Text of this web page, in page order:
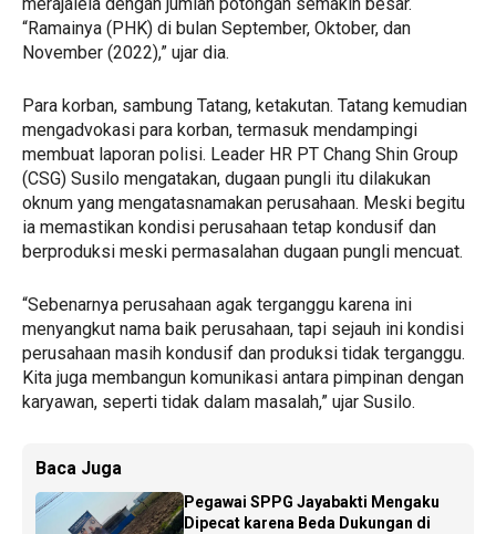
“Ramainya (PHK) di bulan September, Oktober, dan
November (2022),” ujar dia.
Para korban, sambung Tatang, ketakutan. Tatang kemudian
mengadvokasi para korban, termasuk mendampingi
membuat laporan polisi. Leader HR PT Chang Shin Group
(CSG) Susilo mengatakan, dugaan pungli itu dilakukan
oknum yang mengatasnamakan perusahaan. Meski begitu
ia memastikan kondisi perusahaan tetap kondusif dan
berproduksi meski permasalahan dugaan pungli mencuat.
“Sebenarnya perusahaan agak terganggu karena ini
menyangkut nama baik perusahaan, tapi sejauh ini kondisi
perusahaan masih kondusif dan produksi tidak terganggu.
Kita juga membangun komunikasi antara pimpinan dengan
karyawan, seperti tidak dalam masalah,” ujar Susilo.
Baca Juga
Pegawai SPPG Jayabakti Mengaku
Dipecat karena Beda Dukungan di